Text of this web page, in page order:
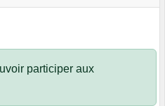
participer aux